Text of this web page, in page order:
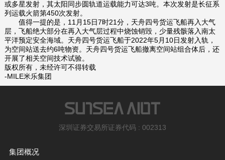
或多星发射，其太阳同步圆轨道运载能力可达3吨。本次发射是长征系
列运载火箭第450次发射。
值得一提的是，11月15日7时21分，天舟四号货运飞船再入大气
层，飞船绝大部分在再入大气层过程中烧蚀销毁，少量残骸落入南太
平洋预定安全海域。天舟四号货运飞船于2022年5月10日发射入轨，
为空间站送去约6吨物资。天舟四号货运飞船撤离空间站组合体后，还
开展了相关空间技术试验。
版权所有，未经许可不得转载
-MILE米乐集团
深圳证券交易所证券代码 : 002313
集团概况